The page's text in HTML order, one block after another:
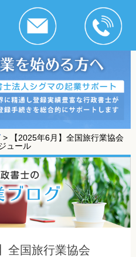
>
【2025年6月】全国旅行業協会
ュール
全国旅行業協会